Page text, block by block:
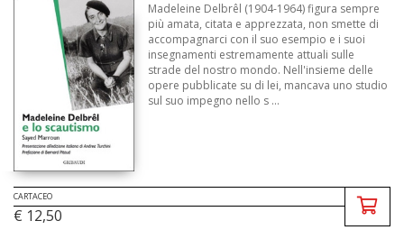
Madeleine Delbrêl (1904-1964) figura sempre
più amata, citata e apprezzata, non smette di
accompagnarci con il suo esempio e i suoi
insegnamenti estremamente attuali sulle
strade del nostro mondo. Nell'insieme delle
opere pubblicate su di lei, mancava uno studio
sul suo impegno nello s ...
CARTACEO
€ 12,50